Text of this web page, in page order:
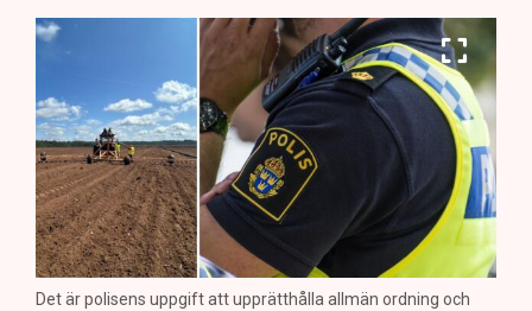
Det är polisens uppgift att upprätthålla allmän ordning och